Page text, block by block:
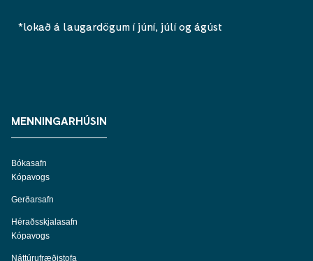
*lokað á laugardögum í júní, júlí og ágúst
MENNINGARHÚSIN
Bókasafn
Kópavogs
Gerðarsafn
Héraðsskjalasafn
Kópavogs
Náttúrufræðistofa